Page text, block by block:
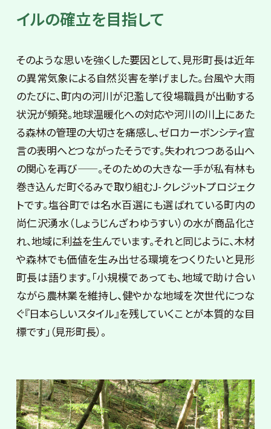
イルの確立を目指して
そのような思いを強くした要因として、見形町長は近年
の異常気象による自然災害を挙げました。台風や大雨
のたびに、町内の河川が氾濫して役場職員が出動する
状況が頻発。地球温暖化への対応や河川の川上にあた
る森林の管理の大切さを痛感し、ゼロカーボンシティ宣
言の表明へとつながったそうです。失われつつある山へ
の関心を再び——。そのための大きな一手が私有林も
巻き込んだ町ぐるみで取り組むJ-クレジットプロジェク
トです。塩谷町では名水百選にも選ばれている町内の
尚仁沢湧水（しょうじんざわゆうすい）の水が商品化さ
れ、地域に利益を生んでいます。それと同じように、木材
や森林でも価値を生み出せる環境をつくりたいと見形
町長は語ります。「小規模であっても、地域で助け合い
ながら農林業を維持し、健やかな地域を次世代につな
ぐ『日本らしいスタイル』を残していくことが本質的な目
標です」（見形町長）。